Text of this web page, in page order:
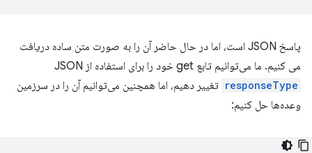
پاسخ JSON است، اما در حال حاضر آن را به صورت متن ساده دریافت
می کنیم. ما می‌توانیم تابع get خود را برای استفاده از JSON
responseType تغییر دهیم، اما همچنین می‌توانیم آن را در سرزمین
وعده‌ها حل کنیم: